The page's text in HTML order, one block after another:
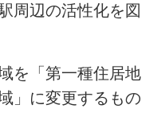
周辺の活性化を図
第一種住居地
」に変更するもの